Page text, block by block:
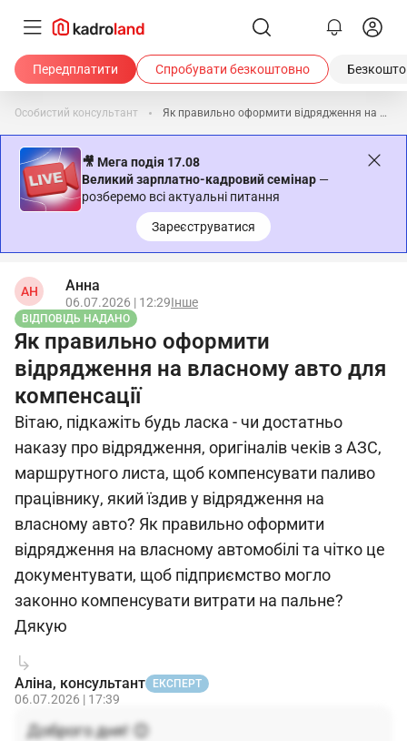
Передплатити Спробувати безкоштовно
Особистий консультант Як правильно оформити відрядження на власному авто для компенсації
🎥 Мега подія 17.08
Великий зарплатно-кадровий семінар —
розберемо всі актуальні питання
Зареєструватися
АН Анна
06.07.2026 | 12:29Інше
ВІДПОВІДЬ НАДАНО
Як правильно оформити
відрядження на власному авто для
компенсації
Вітаю, підкажіть будь ласка - чи достатньо
наказу про відрядження, оригіналів чеків з АЗС,
маршрутного листа, щоб компенсувати паливо
працівнику, який їздив у відрядження на
власному авто? Як правильно оформити
відрядження на власному автомобілі та чітко це
документувати, щоб підприємство могло
законно компенсувати витрати на пальне?
Дякую
Аліна, консультант ЕКСПЕРТ
06.07.2026 | 17:39
Доброго дня! 😊